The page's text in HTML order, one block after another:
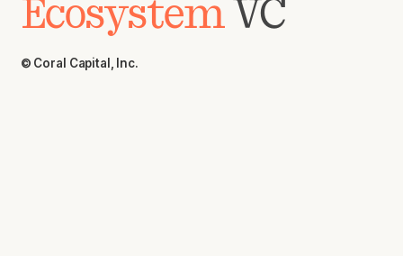
EcosystemVC
© Coral Capital, Inc.